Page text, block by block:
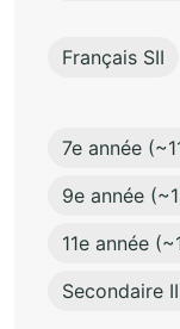
Français SII
7e année
9e année
11e année
Secondaire